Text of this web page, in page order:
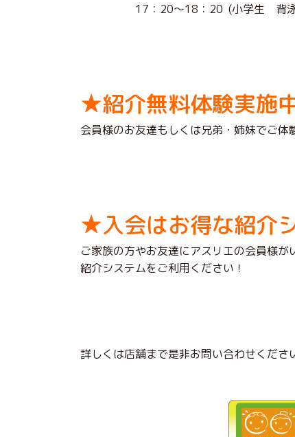
17：20～18：20 (小学生 背泳
★紹介無料体験実施
会員様のお友達もしくは兄弟・姉妹でご体
★入会はお得な紹介
ご家族の方やお友達にアスリエの会員様
紹介システムをご利用ください！
詳しくは店舗まで是非お問い合わせくださ